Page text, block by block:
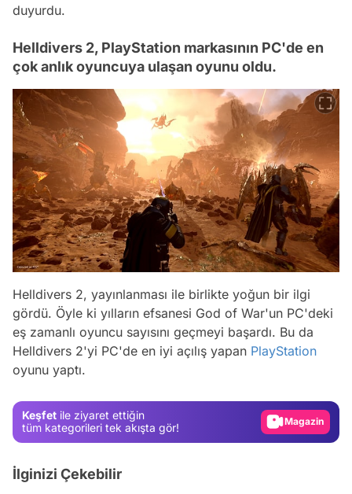
duyurdu.
Helldivers 2, PlayStation markasının PC'de en
çok anlık oyuncuya ulaşan oyunu oldu.
Helldivers 2, yayınlanması ile birlikte yoğun bir ilgi
gördü. Öyle ki yılların efsanesi God of War'un PC'deki
eş zamanlı oyuncu sayısını geçmeyi başardı. Bu da
Helldivers 2'yi PC'de en iyi açılış yapan PlayStation
oyunu yaptı.
Keşfet ile ziyaret ettiğin
tüm kategorileri tek akışta gör!
Magazin
İlginizi Çekebilir